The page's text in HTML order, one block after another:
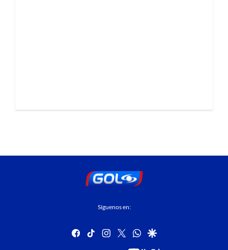
Síguenos en:
facebook
tiktok instagram
twitterwhatsapp
google